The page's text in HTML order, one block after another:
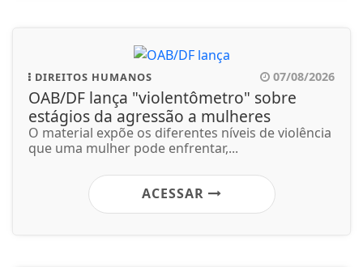
DIREITOS HUMANOS 07/08/2026
OAB/DF lança "violentômetro" sobre
estágios da agressão a mulheres
O material expõe os diferentes níveis de violência
que uma mulher pode enfrentar,...
ACESSAR